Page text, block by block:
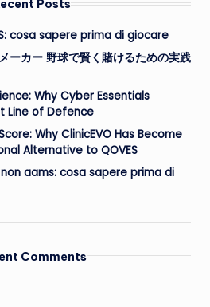
Posts
cosa sapere prima di giocare
ーカー 野球で賢く賭けるための実践
Why Cyber Essentials
Line of Defence
Why ClinicEVO Has Become
Alternative to QOVES
aams: cosa sapere prima di
Comments